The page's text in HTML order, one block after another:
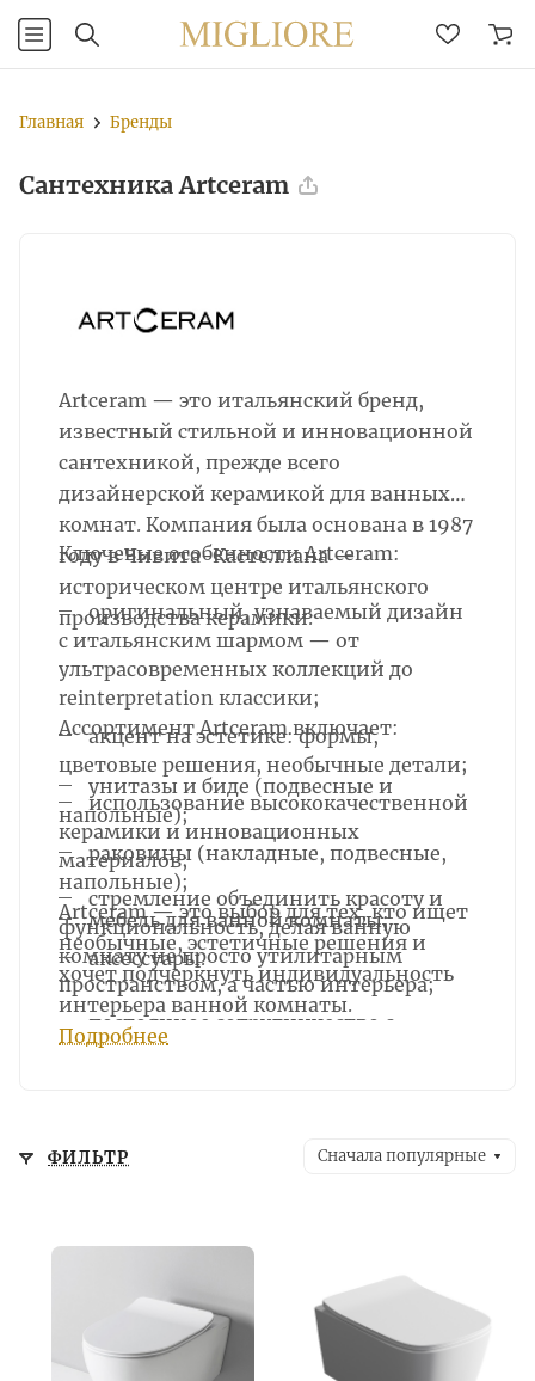
Главная Бренды
Сантехника Artceram
Artceram — это итальянский бренд,
известный стильной и инновационной
сантехникой, прежде всего
дизайнерской керамикой для ванных
комнат. Компания была основана в 1987
году в Чивита-Кастеллана —
историческом центре итальянского
производства керамики.
Ключевые особенности Artceram:
оригинальный, узнаваемый дизайн
с итальянским шармом — от
ультрасовременных коллекций до
reinterpretation классики;
акцент на эстетике: формы,
цветовые решения, необычные детали;
керамики и инновационных
материалов;
функциональность, делая ванную
комнату не просто утилитарным
пространством, а частью интерьера;
известными дизайнерами (например,
Ассортимент Artceram включает:
напольные);
раковины (накладные, подвесные,
напольные);
мебель для ванной комнаты;
аксессуары.
Artceram — это выбор для тех, кто ищет
необычные, эстетичные решения и
хочет подчеркнуть индивидуальность
интерьера ванной комнаты.
Подробнее
ФИЛЬТР Сначала популярные